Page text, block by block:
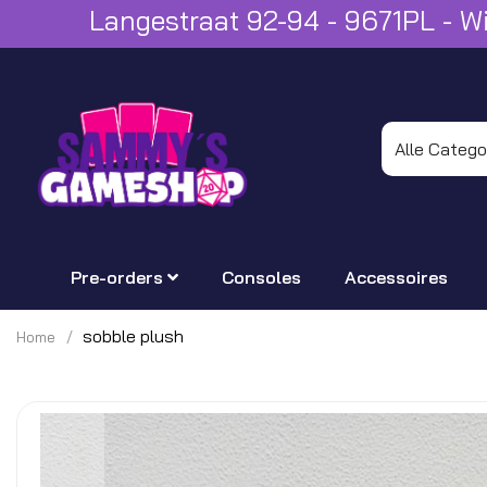
Langestraat 92-94 - 9671PL -
Pre-orders Consoles Accessoires
Home sobble plush